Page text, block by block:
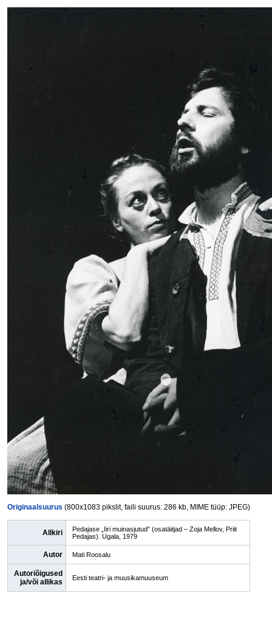
Originaalsuurus (800x1083 pikslit, faili suurus: 286 kb, MIME tüüp: JPEG)
Allkiri
Pedajase „Iiri muinasjutud” (osatäitjad – Zoja Mellov, Priit
Pedajas). Ugala, 1979
Autor Mati Roosalu
Autoriõigused
ja/või allikas
Eesti teatri- ja muusikamuuseum